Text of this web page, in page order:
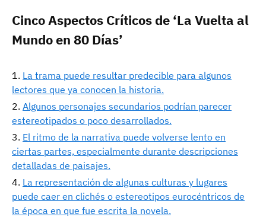
Cinco Aspectos Críticos de ‘La Vuelta al
Mundo en 80 Días’
La trama puede resultar predecible para algunos
lectores que ya conocen la historia.
Algunos personajes secundarios podrían parecer
estereotipados o poco desarrollados.
El ritmo de la narrativa puede volverse lento en
ciertas partes, especialmente durante descripciones
detalladas de paisajes.
La representación de algunas culturas y lugares
puede caer en clichés o estereotipos eurocéntricos de
la época en que fue escrita la novela.